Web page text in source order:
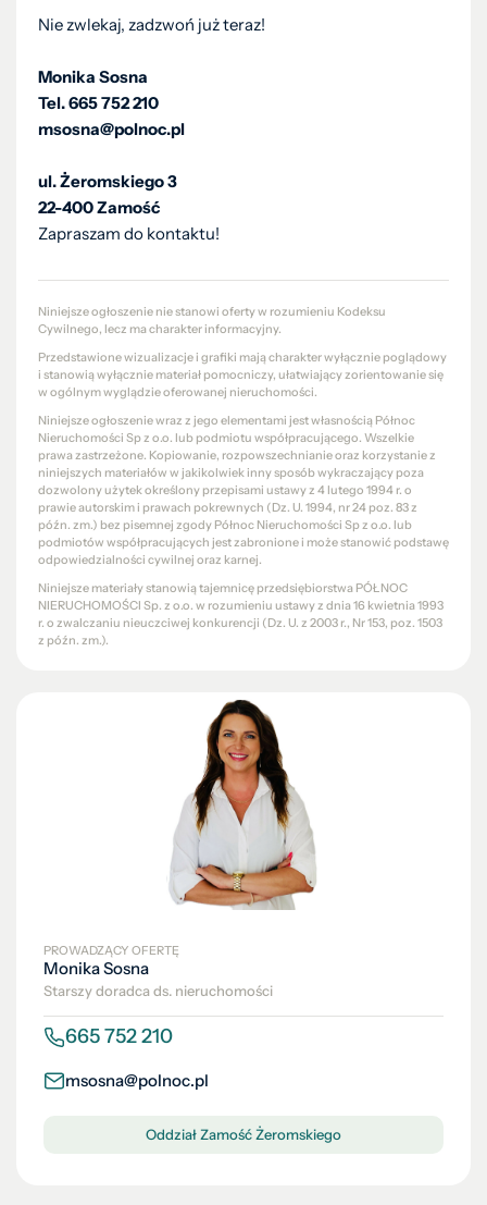
Nie zwlekaj, zadzwoń już teraz!
Monika Sosna
Tel. 665 752 210
msosna@polnoc.pl
ul. Żeromskiego 3
22-400 Zamość
Zapraszam do kontaktu!
Niniejsze ogłoszenie nie stanowi oferty w rozumieniu Kodeksu
Cywilnego, lecz ma charakter informacyjny.
Przedstawione wizualizacje i grafiki mają charakter wyłącznie poglądowy
i stanowią wyłącznie materiał pomocniczy, ułatwiający zorientowanie się
w ogólnym wyglądzie oferowanej nieruchomości.
Niniejsze ogłoszenie wraz z jego elementami jest własnością Północ
Nieruchomości Sp z o.o. lub podmiotu współpracującego. Wszelkie
prawa zastrzeżone. Kopiowanie, rozpowszechnianie oraz korzystanie z
niniejszych materiałów w jakikolwiek inny sposób wykraczający poza
dozwolony użytek określony przepisami ustawy z 4 lutego 1994 r. o
prawie autorskim i prawach pokrewnych (Dz. U. 1994, nr 24 poz. 83 z
późn. zm.) bez pisemnej zgody Północ Nieruchomości Sp z o.o. lub
podmiotów współpracujących jest zabronione i może stanowić podstawę
odpowiedzialności cywilnej oraz karnej.
Niniejsze materiały stanowią tajemnicę przedsiębiorstwa PÓŁNOC
NIERUCHOMOŚCI Sp. z o.o. w rozumieniu ustawy z dnia 16 kwietnia 1993
r. o zwalczaniu nieuczciwej konkurencji (Dz. U. z 2003 r., Nr 153, poz. 1503
z późn. zm.).
PROWADZĄCY OFERTĘ
Monika Sosna
Starszy doradca ds. nieruchomości
665 752 210
msosna@polnoc.pl
Oddział Zamość Żeromskiego